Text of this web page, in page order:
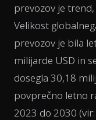
prevozov je
Velikost
prevozov je bila
milijarde USD in
dosegla 30,18
povprečno letno
2023 do 2030 (vir: